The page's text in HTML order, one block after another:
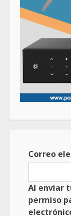
Correo
Al enviar
permiso